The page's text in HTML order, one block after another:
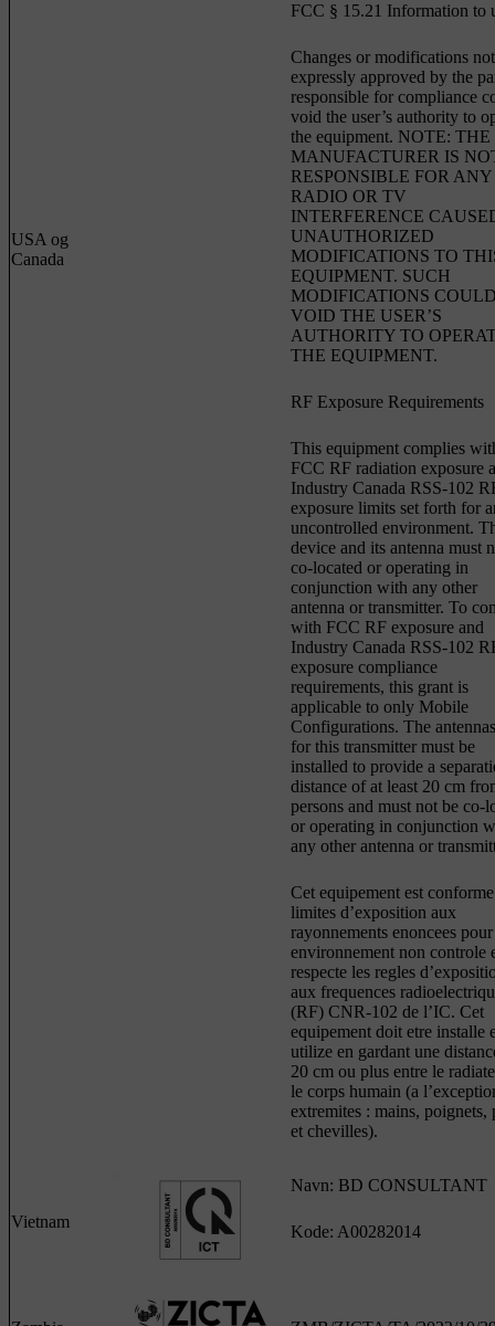
USA og
Canada
FCC § 15.21 Information to
Changes or modifications not
expressly approved by the
responsible for compliance
void the user’s authority to
the equipment. NOTE: THE
MANUFACTURER IS
RESPONSIBLE FOR ANY
RADIO OR TV
INTERFERENCE
UNAUTHORIZED
MODIFICATIONS TO
EQUIPMENT. SUCH
MODIFICATIONS
VOID THE USER’S
AUTHORITY TO
THE EQUIPMENT.
RF Exposure Requirements
This equipment complies
FCC RF radiation exposure
Industry Canada RSS-102
exposure limits set forth for
uncontrolled environment.
device and its antenna must
co-located or operating in
conjunction with any other
antenna or transmitter. To
with FCC RF exposure and
Industry Canada RSS-102
exposure compliance
requirements, this grant is
applicable to only Mobile
Configurations. The
for this transmitter must be
installed to provide a
distance of at least 20 cm
persons and must not be co-
or operating in conjunction
any other antenna or
Cet equipement est
limites d’exposition aux
rayonnements enoncees
environnement non controle
respecte les regles
aux frequences
(RF) CNR-102 de l’IC. Cet
equipement doit etre installe
utilize en gardant une
20 cm ou plus entre le
le corps humain (a
extremites : mains, poignets,
et chevilles).
Vietnam
Navn: BD CONSULTANT
Kode: A00282014